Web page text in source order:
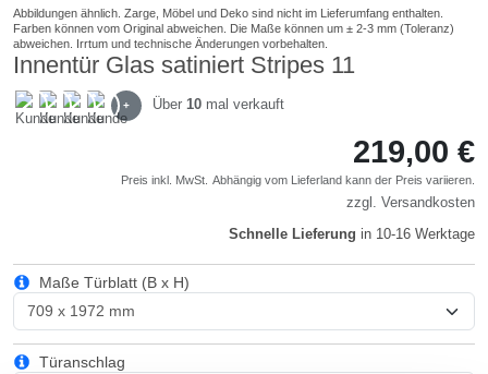
Innentür Glas satiniert Stripes 11
+ Über 10 mal verkauft
219,00 €
Preis inkl. MwSt. Abhängig vom Lieferland kann der Preis variieren.
zzgl. Versandkosten
Schnelle Lieferung in 10-16 Werktage
Maße Türblatt (B x H)
Türanschlag